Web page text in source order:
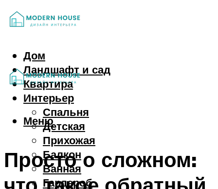
Дом
Ландшафт и сад
Квартира
Интерьер
Спальня
Детская
Прихожая
Балкон
Ванная
Гардероб
Меню
Просто о сложном: